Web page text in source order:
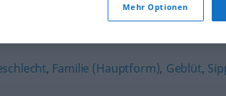
, Familie (Hauptform), Geblüt,
Mehr Optionen